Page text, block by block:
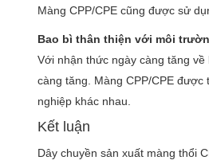
Màng CPP/CPE cũng được sử
Bao bì thân thiện với môi
Với nhận thức ngày càng tăng
càng tăng. Màng CPP/CPE
nghiệp khác nhau.
Kết luận
Dây chuyền sản xuất màng thổi